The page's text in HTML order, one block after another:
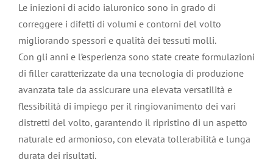
Le iniezioni di acido ialuronico sono in grado di
correggere i difetti di volumi e contorni del volto
migliorando spessori e qualità dei tessuti molli.
Con gli anni e l’esperienza sono state create formulazioni
di filler caratterizzate da una tecnologia di produzione
avanzata tale da assicurare una elevata versatilità e
flessibilità di impiego per il ringiovanimento dei vari
distretti del volto, garantendo il ripristino di un aspetto
naturale ed armonioso, con elevata tollerabilità e lunga
durata dei risultati.